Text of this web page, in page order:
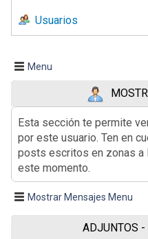
Usuarios
Menu
Esta sección te permite
por este usuario. Ten en
posts escritos en zonas a
este momento.
Mostrar Mensajes Menu
ADJUNTOS -